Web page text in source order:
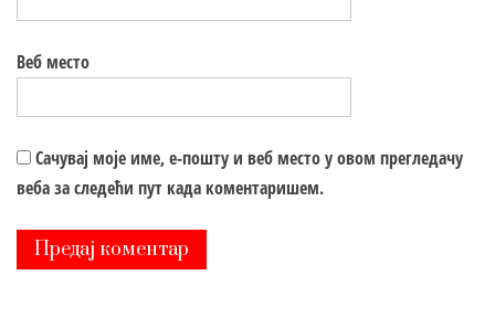
Веб место
Сачувај моје име, е-пошту и веб место у овом прегледачу
веба за следећи пут када коментаришем.